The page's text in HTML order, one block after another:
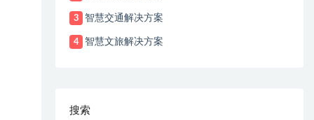
3 智慧交通解决方案
4 智慧文旅解决方案
搜索